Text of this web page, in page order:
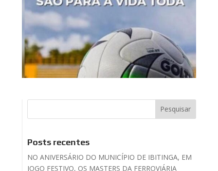
Posts recentes
NO ANIVERSÁRIO DO MUNICÍPIO DE IBITINGA, EM
JOGO FESTIVO, OS MASTERS DA FERROVIÁRIA